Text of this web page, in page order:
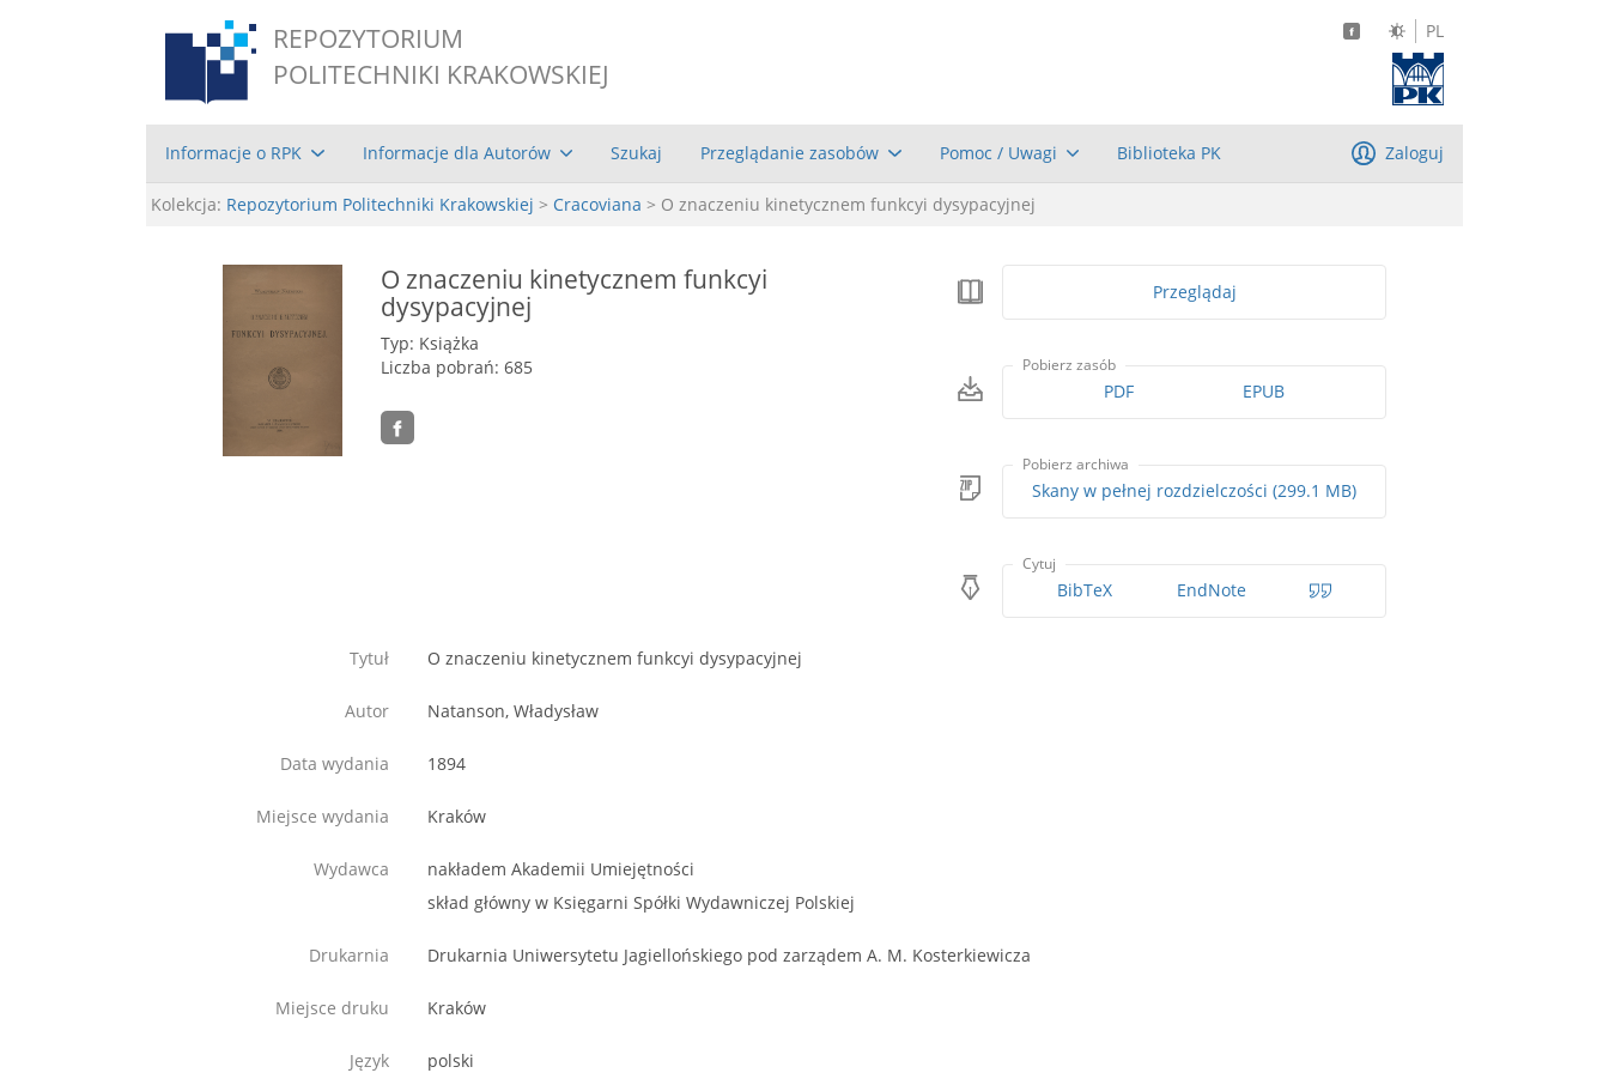
REPOZYTORIUM
POLITECHNIKI KRAKOWSKIEJ
PL
Informacje o RPK Informacje dla Autorów Szukaj Przeglądanie zasobów Pomoc / Uwagi Biblioteka PK Zaloguj
Kolekcja: Repozytorium Politechniki Krakowskiej > Cracoviana > O znaczeniu kinetycznem funkcyi dysypacyjnej
O znaczeniu kinetycznem funkcyi
dysypacyjnej
Typ: Książka
Liczba pobrań: 685
Przeglądaj
Pobierz zasób
PDF EPUB
Pobierz archiwa
Skany w pełnej rozdzielczości (299.1 MB)
Cytuj
BibTeX EndNote
Tytuł O znaczeniu kinetycznem funkcyi dysypacyjnej
Autor Natanson, Władysław
Data wydania 1894
Miejsce wydania Kraków
Wydawca
nakładem Akademii Umiejętności
skład główny w Księgarni Spółki Wydawniczej Polskiej
Drukarnia Drukarnia Uniwersytetu Jagiellońskiego pod zarządem A. M. Kosterkiewicza
Miejsce druku Kraków
Język polski